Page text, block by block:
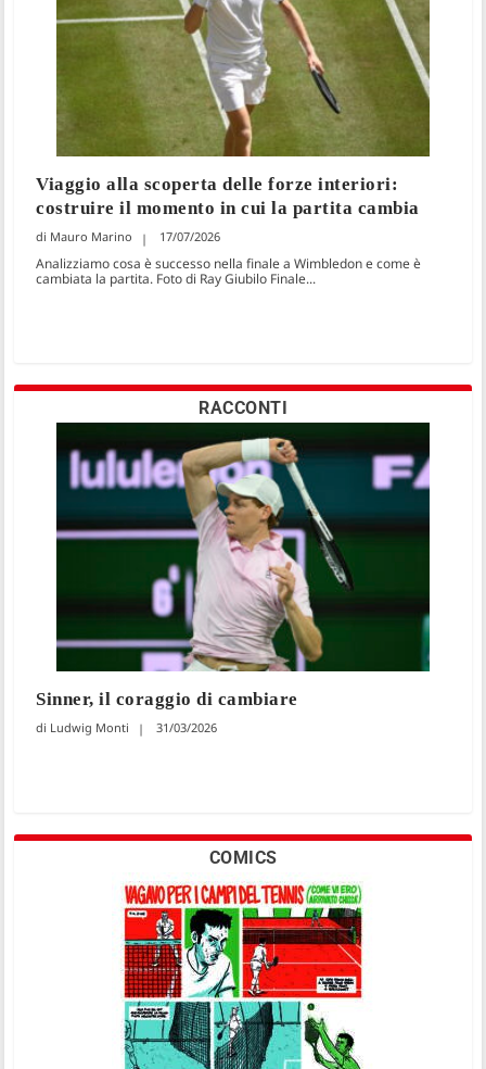
Viaggio alla scoperta delle forze interiori:
costruire il momento in cui la partita cambia
Mauro Marino 17/07/2026
Analizziamo cosa è successo nella finale a Wimbledon e come è
cambiata la partita. Foto di Ray Giubilo Finale...
RACCONTI
Sinner, il coraggio di cambiare
Ludwig Monti 31/03/2026
COMICS